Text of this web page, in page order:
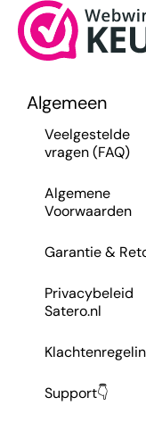
Algemeen
Veelgestelde
vragen (FAQ)
Algemene
Voorwaarden
Garantie &
Privacybeleid
Satero.nl
Support👇